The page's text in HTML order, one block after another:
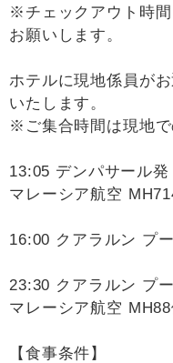
※チェックアウト時
お願いします。
ホテルに現地係員が
いたします。
※ご集合時間は現地で
13:05 デンパサール発
マレーシア航空
16:00 クアラルン プ
23:30 クアラルン プ
マレーシア航空 MH88
【食事条件】